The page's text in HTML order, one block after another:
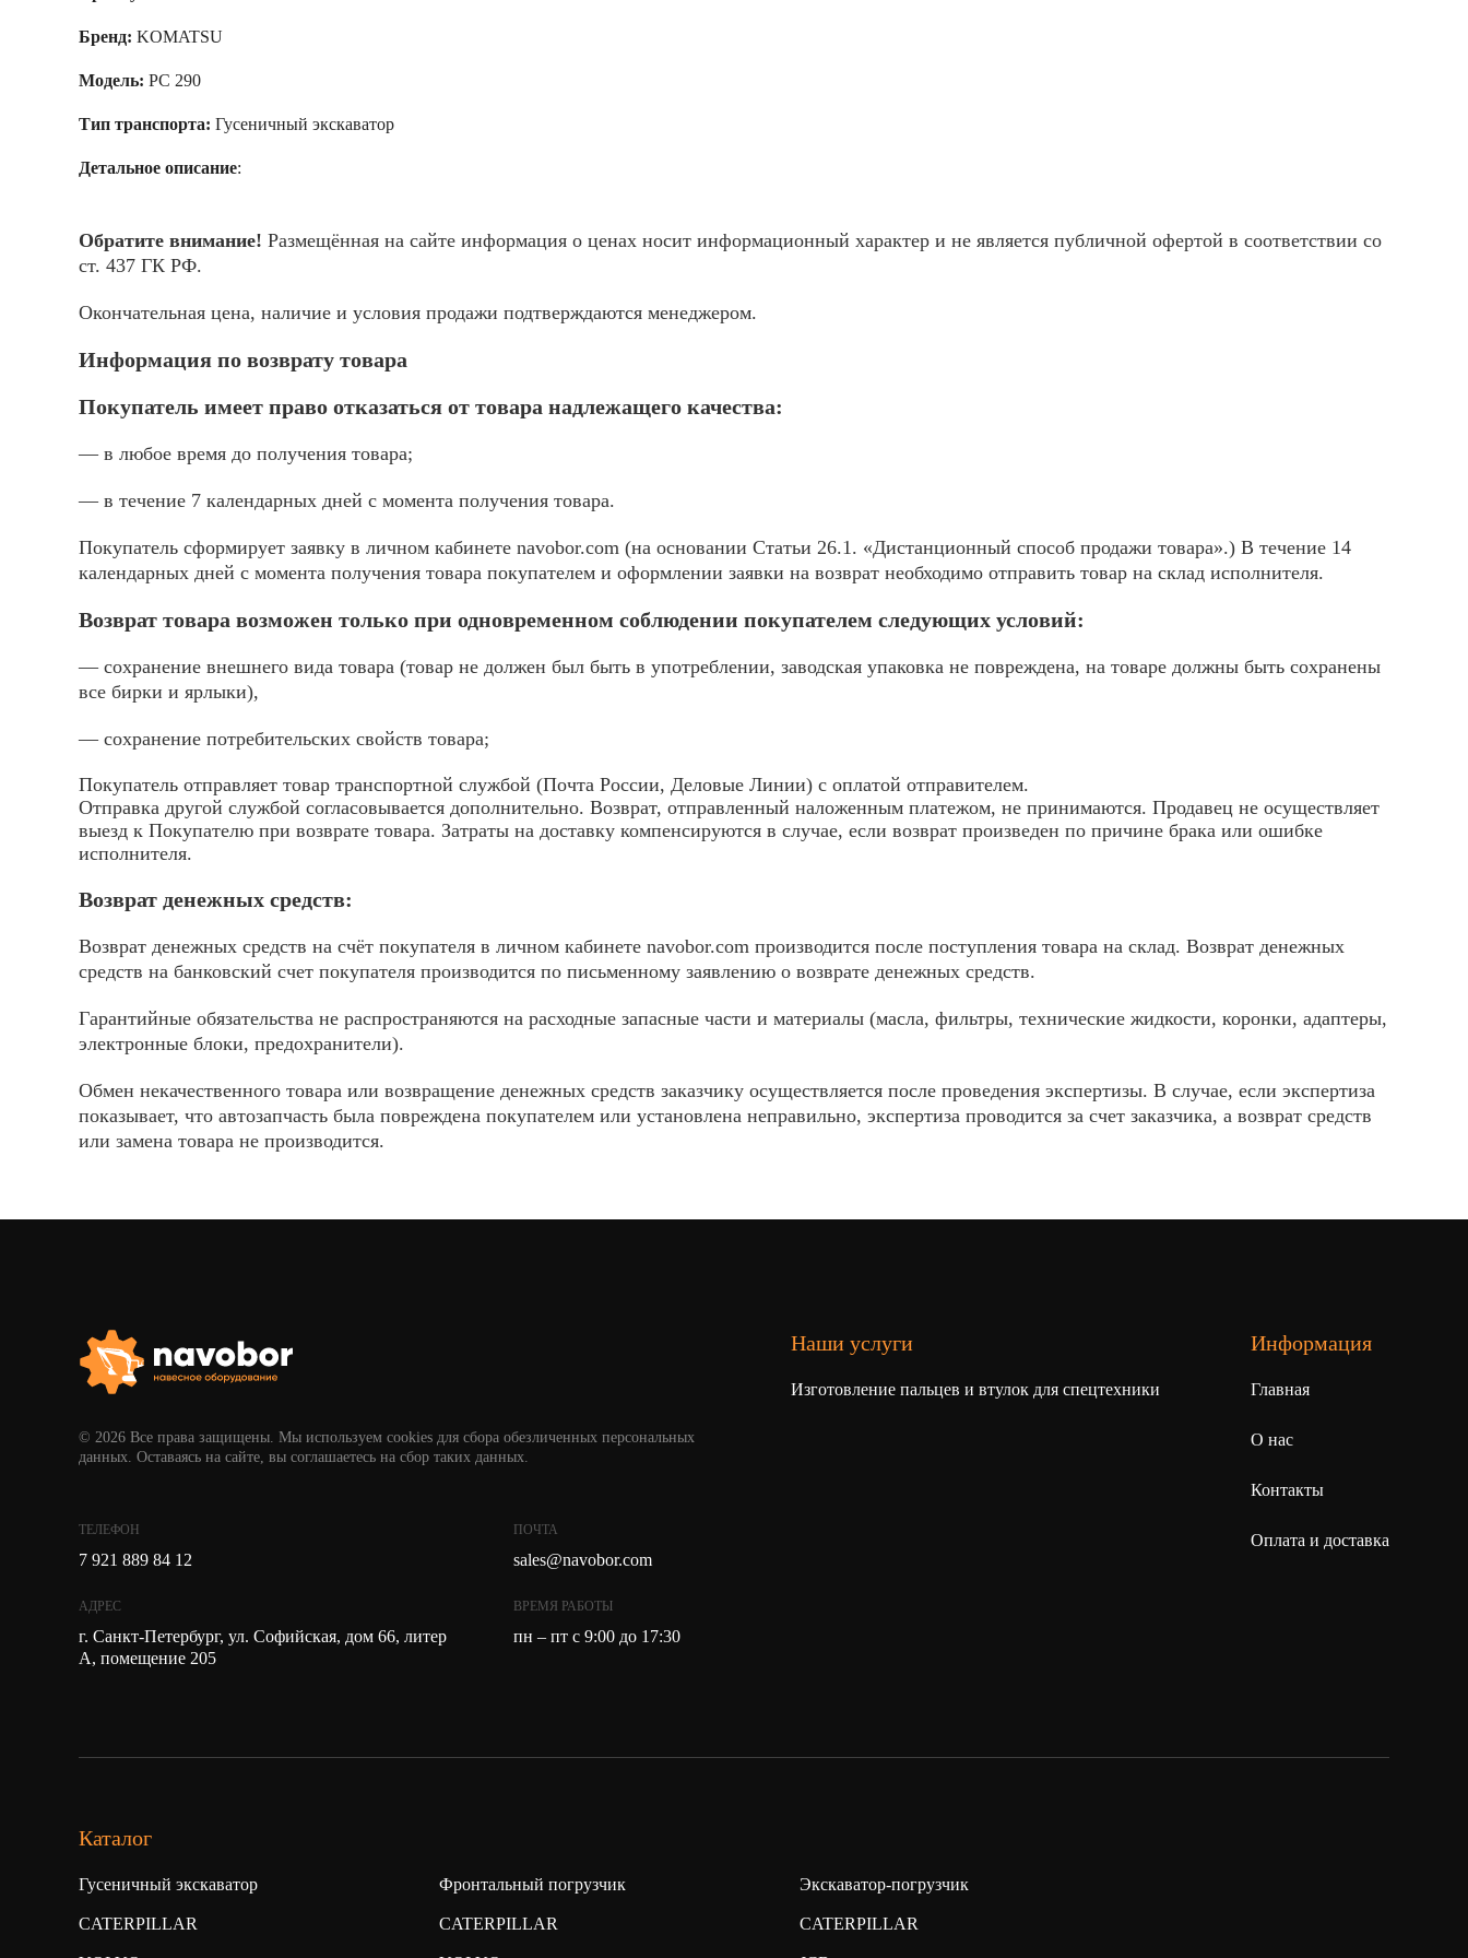
Бренд: KOMATSU
Модель: PC 290
Тип транспорта: Гусеничный экскаватор
Детальное описание:
Обратите внимание! Размещённая на сайте информация о ценах носит информационный характер и не является публичной офертой в соответствии со
ст. 437 ГК РФ.
Окончательная цена, наличие и условия продажи подтверждаются менеджером.
Информация по возврату товара
Покупатель имеет право отказаться от товара надлежащего качества:
— в любое время до получения товара;
— в течение 7 календарных дней с момента получения товара.
Покупатель сформирует заявку в личном кабинете navobor.com (на основании Статьи 26.1. «Дистанционный способ продажи товара».) В течение 14
календарных дней с момента получения товара покупателем и оформлении заявки на возврат необходимо отправить товар на склад исполнителя.
Возврат товара возможен только при одновременном соблюдении покупателем следующих условий:
— сохранение внешнего вида товара (товар не должен был быть в употреблении, заводская упаковка не повреждена, на товаре должны быть сохранены
все бирки и ярлыки),
— сохранение потребительских свойств товара;
Покупатель отправляет товар транспортной службой (Почта России, Деловые Линии) с оплатой отправителем.
Отправка другой службой согласовывается дополнительно. Возврат, отправленный наложенным платежом, не принимаются. Продавец не осуществляет
выезд к Покупателю при возврате товара. Затраты на доставку компенсируются в случае, если возврат произведен по причине брака или ошибке
исполнителя.
Возврат денежных средств:
Возврат денежных средств на счёт покупателя в личном кабинете navobor.com производится после поступления товара на склад. Возврат денежных
средств на банковский счет покупателя производится по письменному заявлению о возврате денежных средств.
Гарантийные обязательства не распространяются на расходные запасные части и материалы (масла, фильтры, технические жидкости, коронки, адаптеры,
электронные блоки, предохранители).
Обмен некачественного товара или возвращение денежных средств заказчику осуществляется после проведения экспертизы. В случае, если экспертиза
показывает, что автозапчасть была повреждена покупателем или установлена неправильно, экспертиза проводится за счет заказчика, а возврат средств
или замена товара не производится.
© 2026 Все права защищены. Мы используем cookies для сбора обезличенных персональных
данных. Оставаясь на сайте, вы соглашаетесь на сбор таких данных.
ТЕЛЕФОН
7 921 889 84 12
АДРЕС
г. Санкт-Петербург, ул. Софийская, дом 66, литер
А, помещение 205
ПОЧТА
sales@navobor.com
ВРЕМЯ РАБОТЫ
пн – пт с 9:00 до 17:30
Наши услуги
Изготовление пальцев и втулок для спецтехники
Информация
Главная
О нас
Контакты
Оплата и доставка
Каталог
Гусеничный экскаватор
CATERPILLAR
Фронтальный погрузчик
CATERPILLAR
Экскаватор-погрузчик
CATERPILLAR